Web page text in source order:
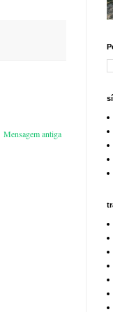
Mensagem antiga